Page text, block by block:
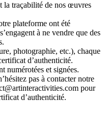
la traçabilité de nos œuvres
plateforme ont été
à ne vendre que des
photographie, etc.), chaque
d’authenticité.
numérotées et signées.
pas à contacter notre
pour
d’authenticité.